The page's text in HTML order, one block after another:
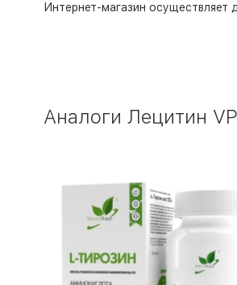
Интернет-магазин осуществляет
Аналоги Лецитин